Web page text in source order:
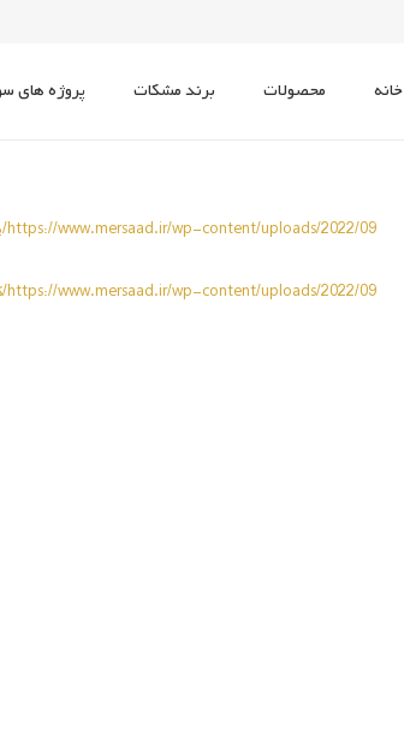
خانه محصولات برند مشکات پروژه های
https://www.mersaad.ir/wp-content/uploads/2022/09/پروانه-بهره-برداری.pdf
https://www.mersaad.ir/wp-content/uploads/2022/09/کارخانه.mp4